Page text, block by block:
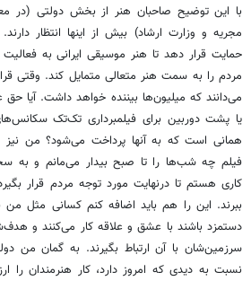
با این توضیح صاحبان هنر از بخش دولتی (در
مجریه و وزارت ارشاد) بیش از اینها انتظار
حمایت قرار دهد تا هنر موسیقی ایرانی به
مردم را به سمت هنر متعالی متمایل کند. وقتی
می‌دانند که میلیون‌ها بیننده خواهد داشت. آیا
یا پشت دوربین برای فیلمبرداری تک‌تک
همانی است که به آنها پرداخت می‌شود؟ من نیز
فیلم چه شب‌ها را تا صبح بیدار می‌مانم و
کاری هستم تا درنهایت مورد توجه مردم قرار
ببرند. این را هم باید اضافه کنم کسانی مثل من
دستمزد باشند با عشق و علاقه کار می‌کنند و
سرزمین‌شان با آن ارتباط بگیرند. به گمان من
نسبت به دیدی که امروز دارد، کار هنرمندان را